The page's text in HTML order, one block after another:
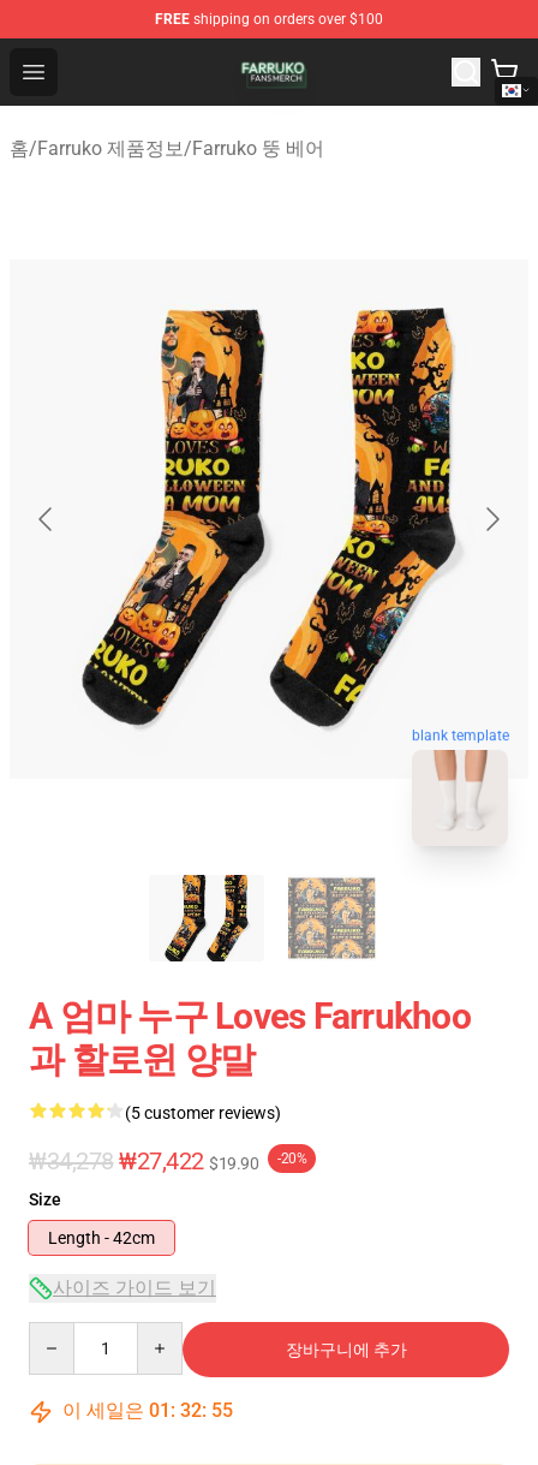
FREE shipping on orders over $100
Open menu
Farruko Shop - Official Farruko Merchandise Store
홈/Farruko 제품정보/Farruko 뚱 베어
blank template
A 엄마 누구 Loves Farrukhoo
과 할로윈 양말
(5 customer reviews)
₩34,278₩27,422 $19.90 -20%
Size
Length - 42cm
사이즈 가이드 보기
장바구니에 추가
이 세일은 01 : 32: 55